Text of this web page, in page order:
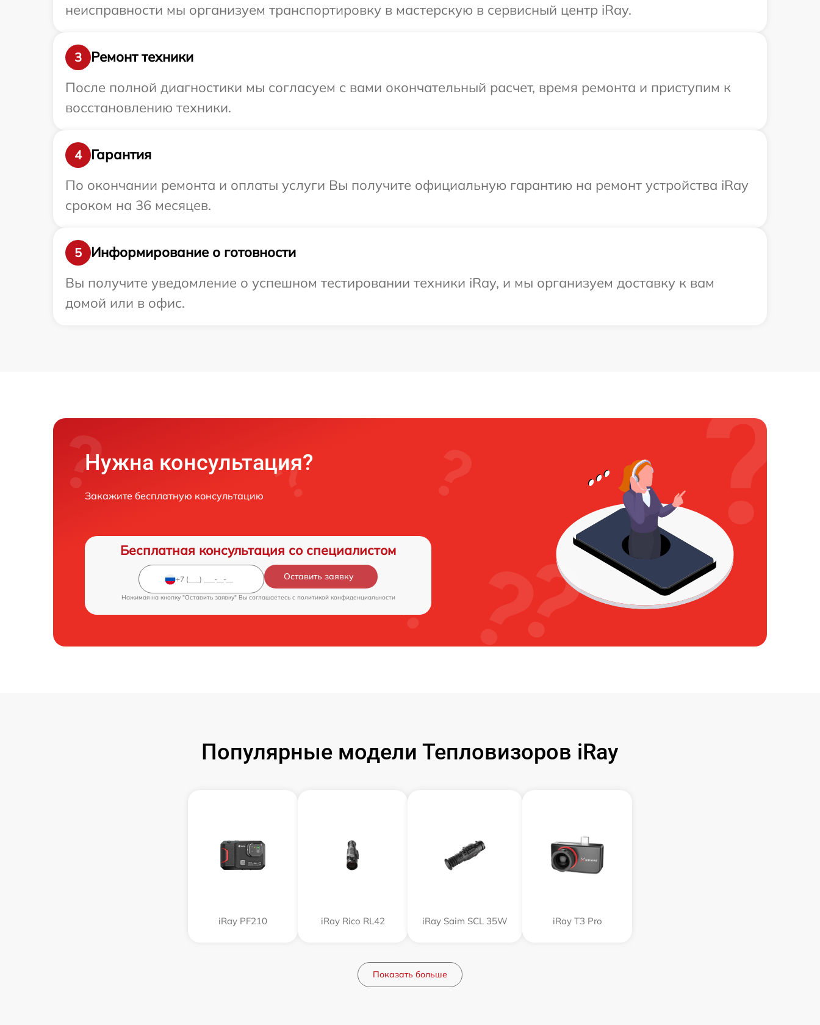
неисправности мы организуем транспортировку в мастерскую в сервисный центр iRay.
3
Ремонт техники
После полной диагностики мы согласуем с вами окончательный расчет, время ремонта и приступим к
восстановлению техники.
4
Гарантия
По окончании ремонта и оплаты услуги Вы получите официальную гарантию на ремонт устройства iRay
сроком на 36 месяцев.
5
Информирование о готовности
Вы получите уведомление о успешном тестировании техники iRay, и мы организуем доставку к вам
домой или в офис.
Нужна консультация?
Закажите бесплатную консультацию
Бесплатная консультация со специалистом
Оставить заявку
Нажимая на кнопку "Оставить заявку" Вы соглашаетесь c политикой конфиденциальности
Популярные модели Тепловизоров iRay
iRay PF210 iRay Rico RL42 iRay Saim SCL 35W iRay T3 Pro
Показать больше